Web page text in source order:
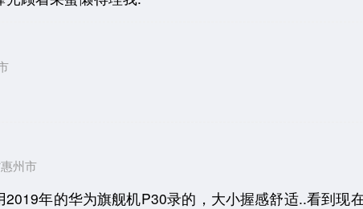
州市
年的华为旗舰机P30录的，大小握感舒适..看到现